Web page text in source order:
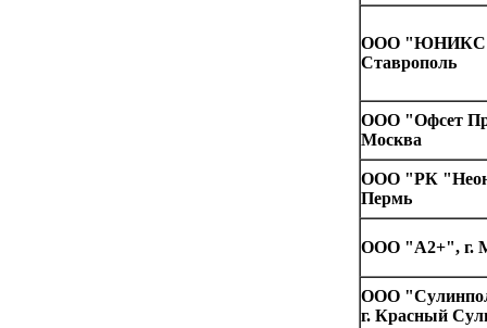
ООО
Ставрополь
ООО "Офсет
Москва
ООО "РК "Неон
Пермь
ООО "А2+", г.
OOО
г. Красный